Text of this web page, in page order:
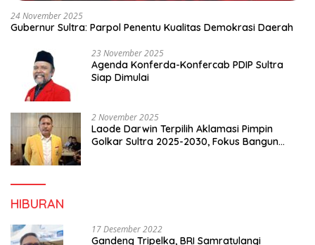
24 November 2025
Gubernur Sultra: Parpol Penentu Kualitas Demokrasi Daerah
23 November 2025
Agenda Konferda-Konfercab PDIP Sultra
Siap Dimulai
2 November 2025
Laode Darwin Terpilih Aklamasi Pimpin
Golkar Sultra 2025-2030, Fokus Bangun
HIBURAN
17 Desember 2022
Gandeng Tripelka, BRI Samratulangi